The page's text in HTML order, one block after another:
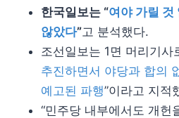
한국일보는 “여야 가릴 것
않았다”고 분석했다.
조선일보는 1면 머리기사
추진하면서 야당과 합의
예고된 파행”이라고 지적
“민주당 내부에서도 개헌